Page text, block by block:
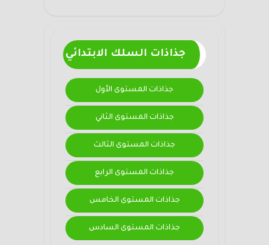
جذاذات السلك الابتدائي
جذاذات المستوى الأول
جذاذات المستوى الثاني
جذاذات المستوى الثالث
جذاذات المستوى الرابع
جذاذات المستوى الخامس
جذاذات المستوى السادس